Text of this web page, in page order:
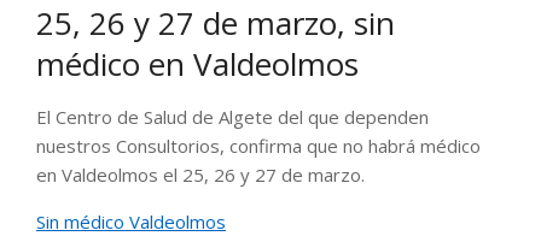
25, 26 y 27 de marzo, sin
médico en Valdeolmos
El Centro de Salud de Algete del que dependen
nuestros Consultorios, confirma que no habrá médico
en Valdeolmos el 25, 26 y 27 de marzo.
Sin médico Valdeolmos